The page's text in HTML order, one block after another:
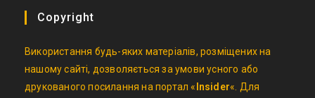
Copyright
Використання будь-яких матеріалів, розміщених на
нашому сайті, дозволяється за умови усного або
друкованого посилання на портал « Insider«. Для